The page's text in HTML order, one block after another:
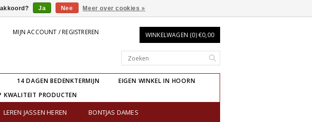
MIJN ACCOUNT / REGISTREREN WINKELWAGEN (0) €0,00
14 DAGEN BEDENKTERMIJN
EIGEN WINKEL IN HOORN
KWALITEIT PRODUCTEN
LEREN JASSEN HEREN BONTJAS DAMES
Ja Nee Meer over cookies »